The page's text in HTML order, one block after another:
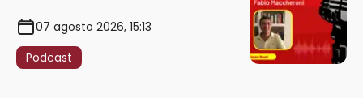
07 agosto 2026, 15:13
Podcast